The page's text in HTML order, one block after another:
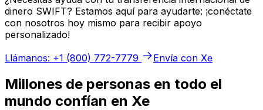
dinero SWIFT? Estamos aquí para ayudarte: ¡conéctate
con nosotros hoy mismo para recibir apoyo
personalizado!
Llámanos: +1 (800) 772-7779
Envía con Xe
Millones de personas en todo el
mundo confían en Xe